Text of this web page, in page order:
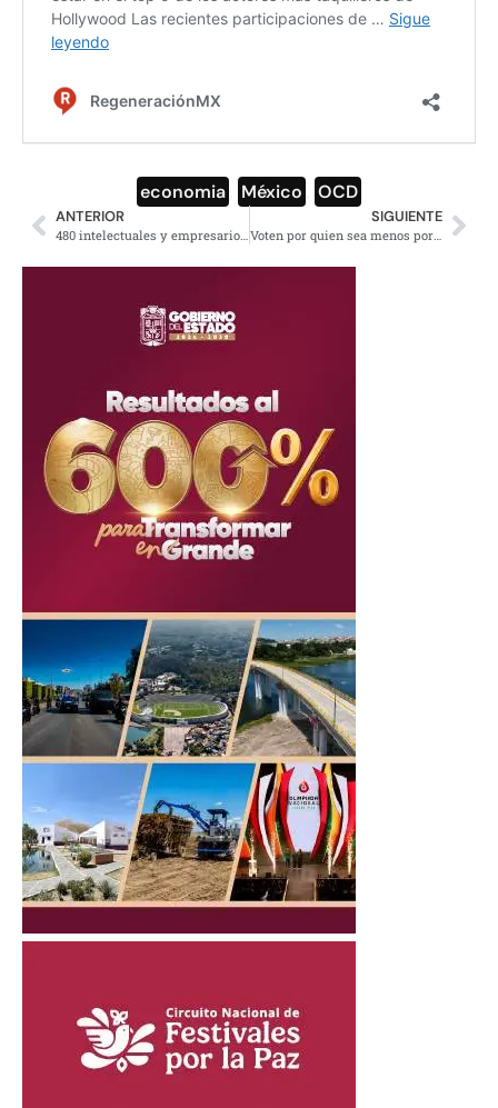
economia México OCD
ANTERIOR
480 intelectuales y empresarios piden votar contra Morena el 6 de junio
SIGUIENTE
Voten por quien sea menos por Morena, pide Fernández de Cevallos desesperado